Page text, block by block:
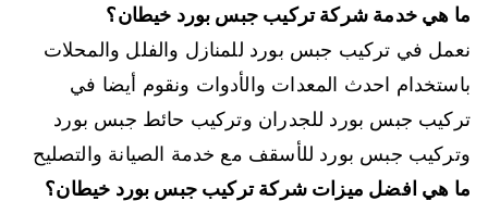
ما هي خدمة شركة تركيب جبس بورد خيطان؟
نعمل في تركيب جبس بورد للمنازل والفلل والمحلات
باستخدام احدث المعدات والأدوات ونقوم أيضا في
تركيب جبس بورد للجدران وتركيب حائط جبس بورد
وتركيب جبس بورد للأسقف مع خدمة الصيانة والتصليح
ما هي افضل ميزات شركة تركيب جبس بورد خيطان؟